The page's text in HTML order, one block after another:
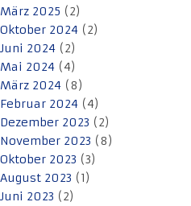
März 2025 (2)
Oktober 2024 (2)
Juni 2024 (2)
Mai 2024 (4)
März 2024 (8)
Februar 2024 (4)
Dezember 2023 (2)
November 2023 (8)
Oktober 2023 (3)
August 2023 (1)
Juni 2023 (2)